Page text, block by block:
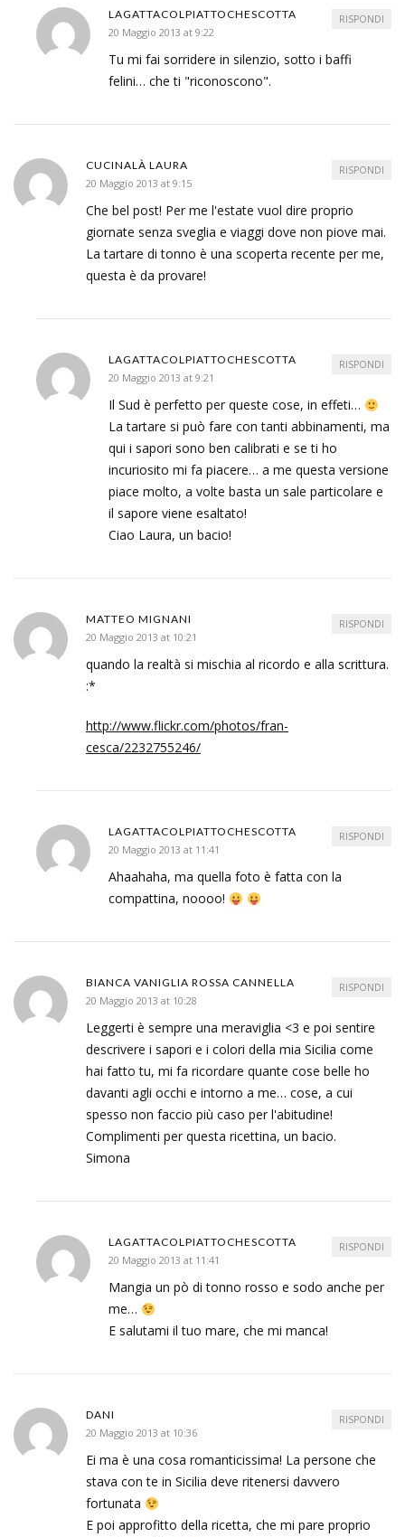
LAGATTACOLPIATTOCHESCOTTA
20 Maggio 2013 at 9:22
Tu mi fai sorridere in silenzio, sotto i baffi
felini… che ti "riconoscono".
RISPONDI
CUCINALÀ LAURA
20 Maggio 2013 at 9:15
Che bel post! Per me l'estate vuol dire proprio
giornate senza sveglia e viaggi dove non piove mai.
La tartare di tonno è una scoperta recente per me,
questa è da provare!
RISPONDI
LAGATTACOLPIATTOCHESCOTTA
20 Maggio 2013 at 9:21
Il Sud è perfetto per queste cose, in effeti…
La tartare si può fare con tanti abbinamenti, ma
qui i sapori sono ben calibrati e se ti ho
incuriosito mi fa piacere… a me questa versione
piace molto, a volte basta un sale particolare e
il sapore viene esaltato!
Ciao Laura, un bacio!
RISPONDI
MATTEO MIGNANI
20 Maggio 2013 at 10:21
quando la realtà si mischia al ricordo e alla scrittura.
:*
http://www.flickr.com/photos/fran-
cesca/2232755246/
RISPONDI
LAGATTACOLPIATTOCHESCOTTA
20 Maggio 2013 at 11:41
Ahaahaha, ma quella foto è fatta con la
compattina, noooo!
RISPONDI
BIANCA VANIGLIA ROSSA CANNELLA
20 Maggio 2013 at 10:28
Leggerti è sempre una meraviglia <3 e poi sentire
descrivere i sapori e i colori della mia Sicilia come
hai fatto tu, mi fa ricordare quante cose belle ho
davanti agli occhi e intorno a me… cose, a cui
spesso non faccio più caso per l'abitudine!
Complimenti per questa ricettina, un bacio.
Simona
RISPONDI
LAGATTACOLPIATTOCHESCOTTA
20 Maggio 2013 at 11:41
Mangia un pò di tonno rosso e sodo anche per
me…
E salutami il tuo mare, che mi manca!
RISPONDI
DANI
20 Maggio 2013 at 10:36
Ei ma è una cosa romanticissima! La persone che
stava con te in Sicilia deve ritenersi davvero
fortunata
E poi approfitto della ricetta, che mi pare proprio
RISPONDI